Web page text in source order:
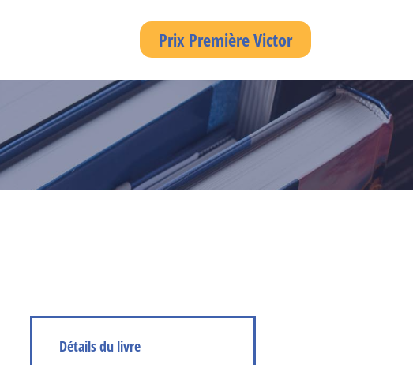
Prix Première Victor
Détails du livre